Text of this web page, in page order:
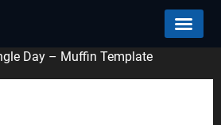
Day – Muffin Template